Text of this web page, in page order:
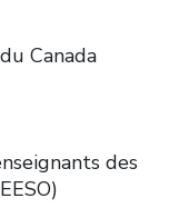
Canada
des